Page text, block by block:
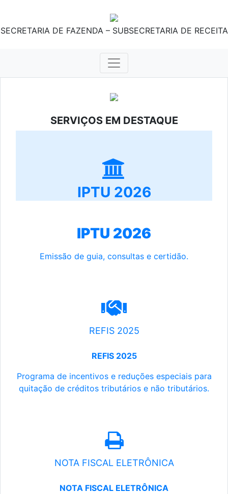
SECRETARIA DE FAZENDA – SUBSECRETARIA DE RECEITA
SERVIÇOS EM DESTAQUE
IPTU 2026
IPTU 2026
Emissão de guia, consultas e certidão.
REFIS 2025
REFIS 2025
Programa de incentivos e reduções especiais para
quitação de créditos tributários e não tributários.
NOTA FISCAL ELETRÔNICA
NOTA FISCAL ELETRÔNICA